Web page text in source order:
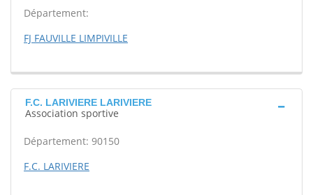
Département:
FJ FAUVILLE LIMPIVILLE
F.C. LARIVIERE LARIVIERE
Association sportive
Département: 90150
F.C. LARIVIERE